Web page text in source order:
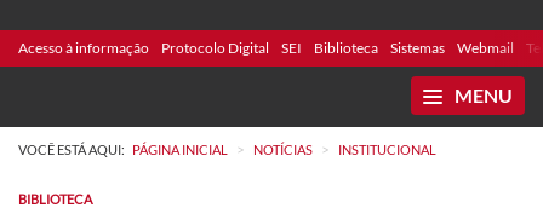
Acesso à informação Protocolo Digital SEI Biblioteca Sistemas Webmail
MENU
VOCÊ ESTÁ AQUI: PÁGINA INICIAL > NOTÍCIAS > INSTITUCIONAL
BIBLIOTECA